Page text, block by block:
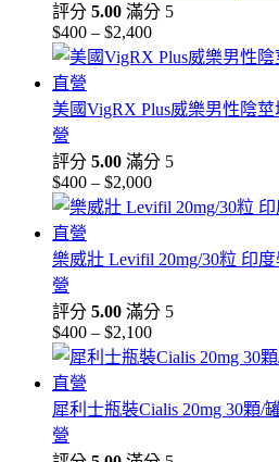
評分 5.00 滿分 5
$400 – $2,400價
格
圍：
到
$2,400
美國VigRX Plus威樂男性陰
營
評分 5.00 滿分 5
$400 – $2,000價
格
圍：
到
$2,000
樂威壯 Levifil 20mg/30粒 印
營
評分 5.00 滿分 5
$400 – $2,100價
格
圍：
犀利士瓶裝Cialis 20mg 30顆/
營